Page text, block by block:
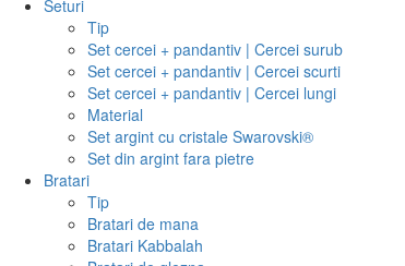
Seturi
Tip
Set cercei + pandantiv | Cercei surub
Set cercei + pandantiv | Cercei scurti
Set cercei + pandantiv | Cercei lungi
Material
Set argint cu cristale Swarovski®
Set din argint fara pietre
Bratari
Tip
Bratari de mana
Bratari Kabbalah